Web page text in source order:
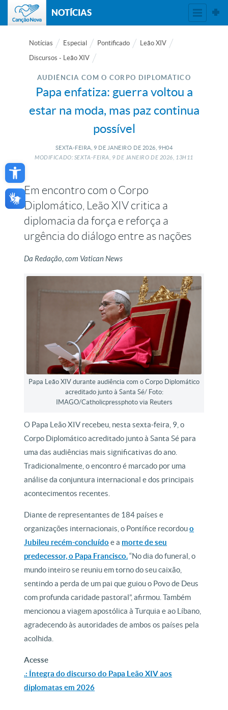
Open toolbar
NOTÍCIAS
Notícias Especial Pontificado
Leão XIV
Discursos - Leão XIV
AUDIÊNCIA COM O CORPO DIPLOMÁTICO
Papa enfatiza: guerra voltou a
estar na moda, mas paz continua
possível
SEXTA-FEIRA, 9 DE JANEIRO DE 2026, 9H04
MODIFICADO: SEXTA-FEIRA, 9DE JANEIRO DE 2026, 13H11
Em encontro com o Corpo
Diplomático, Leão XIV critica a
diplomacia da força e reforça a
urgência do diálogo entre as nações
Da Redação, com Vatican News
Papa Leão XIV durante audiência com o Corpo Diplomático
acreditado junto à Santa Sé/ Foto:
IMAGO/Catholicpressphoto via Reuters
O Papa Leão XIV recebeu, nesta sexta-feira, 9, o
Corpo Diplomático acreditado junto à Santa Sé para
uma das audiências mais significativas do ano.
Tradicionalmente, o encontro é marcado por uma
análise da conjuntura internacional e dos principais
acontecimentos recentes.
Diante de representantes de 184 países e
organizações internacionais, o Pontífice recordouo
Jubileu recém-concluído e a morte de seu
predecessor, o Papa Francisco.“No dia do funeral, o
mundo inteiro se reuniu em torno do seu caixão,
sentindo a perda de um pai que guiou o Povo de Deus
com profunda caridade pastoral”, afirmou. Também
mencionou a viagem apostólica à Turquia e ao Líbano,
agradecendo às autoridades de ambos os países pela
acolhida.
Acesse
.: Íntegra do discurso do Papa Leão XIV aos
diplomatas em 2026